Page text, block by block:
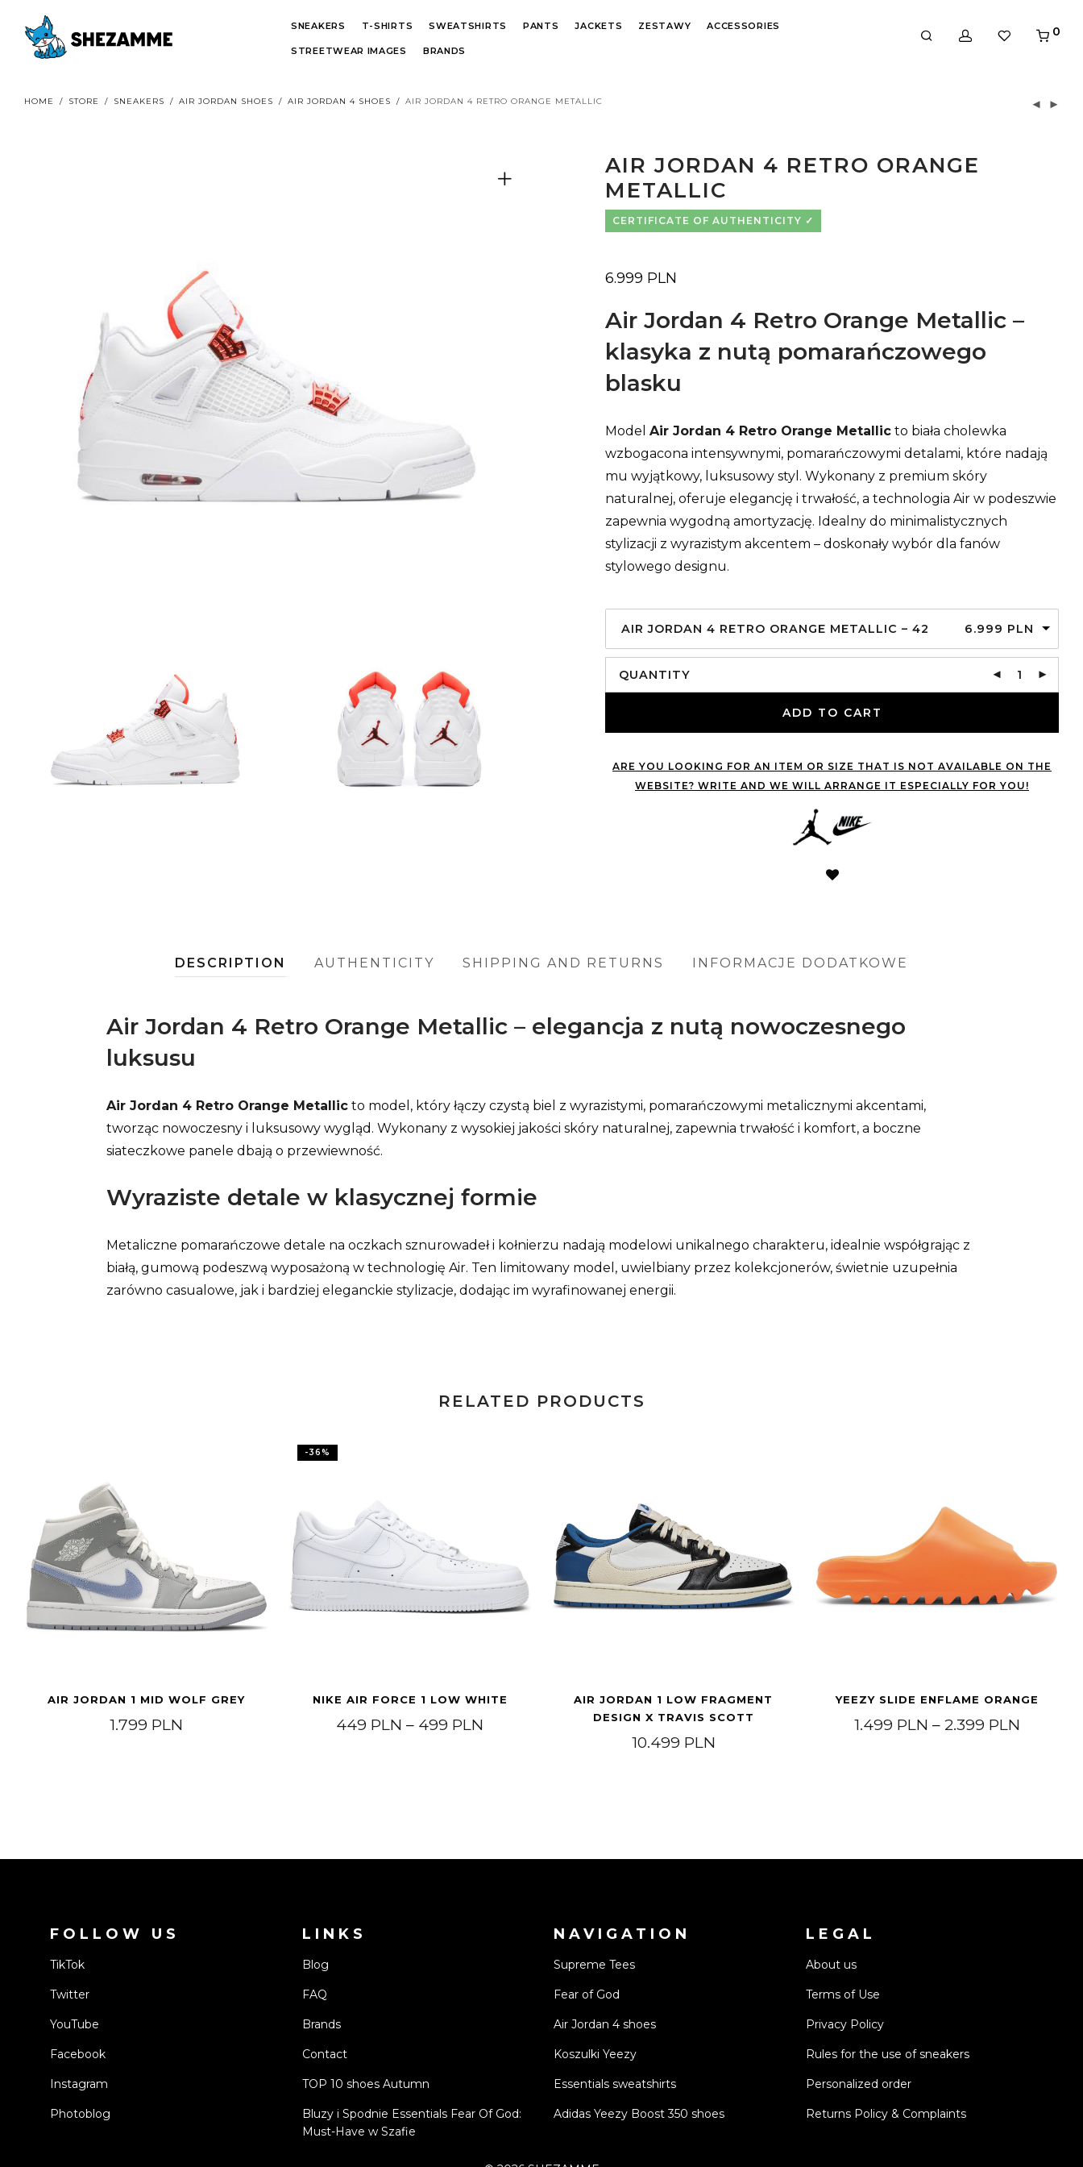
SNEAKERS T-SHIRTS SWEATSHIRTS PANTS JACKETS ZESTAWY ACCESSORIES
STREETWEAR IMAGES BRANDS
0
HOME / STORE / SNEAKERS / AIR JORDAN SHOES / AIR JORDAN 4 SHOES / AIR JORDAN 4 RETRO ORANGE METALLIC
AIR JORDAN 4 RETRO ORANGE
METALLIC
CERTIFICATE OF AUTHENTICITY
6.999 PLN
Air Jordan 4 Retro Orange Metallic –
klasyka z nutą pomarańczowego
blasku
Model Air Jordan 4 Retro Orange Metallic to biała cholewka
wzbogacona intensywnymi, pomarańczowymi detalami, które nadają
mu wyjątkowy, luksusowy styl. Wykonany z premium skóry
naturalnej, oferuje elegancję i trwałość, a technologia Air w podeszwie
zapewnia wygodną amortyzację. Idealny do minimalistycznych
stylizacji z wyrazistym akcentem – doskonały wybór dla fanów
stylowego designu.
AIR JORDAN 4 RETRO ORANGE METALLIC – 42 6.999 PLN
QUANTITY
ADD TO CART
ARE YOU LOOKING FOR AN ITEM OR SIZE THAT IS NOT AVAILABLE ON THE
WEBSITE? WRITE AND WE WILL ARRANGE IT ESPECIALLY FOR YOU!
DESCRIPTION AUTHENTICITY SHIPPING AND RETURNS INFORMACJE DODATKOWE
Air Jordan 4 Retro Orange Metallic – elegancja z nutą nowoczesnego
luksusu
Air Jordan 4 Retro Orange Metallic to model, który łączy czystą biel z wyrazistymi, pomarańczowymi metalicznymi akcentami,
tworząc nowoczesny i luksusowy wygląd. Wykonany z wysokiej jakości skóry naturalnej, zapewnia trwałość i komfort, a boczne
siateczkowe panele dbają o przewiewność.
Wyraziste detale w klasycznej formie
Metaliczne pomarańczowe detale na oczkach sznurowadeł i kołnierzu nadają modelowi unikalnego charakteru, idealnie współgrając z
białą, gumową podeszwą wyposażoną w technologię Air. Ten limitowany model, uwielbiany przez kolekcjonerów, świetnie uzupełnia
zarówno casualowe, jak i bardziej eleganckie stylizacje, dodając im wyrafinowanej energii.
RELATED PRODUCTS
AIR JORDAN 1 MID WOLF GREY
1.799 PLN
-36%
NIKE AIR FORCE 1 LOW WHITE
449 PLN – 499 PLN Price range: 449 PLN through 499 PLN
AIR JORDAN 1 LOW FRAGMENT
DESIGN X TRAVIS SCOTT
10.499 PLN
YEEZY SLIDE ENFLAME ORANGE
1.499 PLN – 2.399 PLN
FOLLOW US
TikTok
Twitter
YouTube
Facebook
Instagram
Photoblog
LINKS
Blog
FAQ
Brands
Contact
TOP 10 shoes Autumn
Bluzy i Spodnie Essentials Fear Of God:
Must-Have w Szafie
NAVIGATION
Supreme Tees
Fear of God
Air Jordan 4 shoes
Koszulki Yeezy
Essentials sweatshirts
Adidas Yeezy Boost 350 shoes
LEGAL
About us
Terms of Use
Privacy Policy
Rules for the use of sneakers
Personalized order
Returns Policy & Complaints